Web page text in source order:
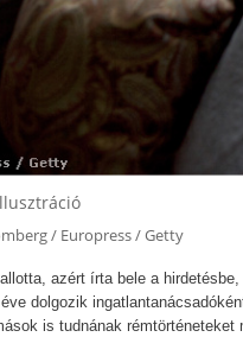
/ Europress / Getty
azért írta bele a
dolgozik
is tudnának